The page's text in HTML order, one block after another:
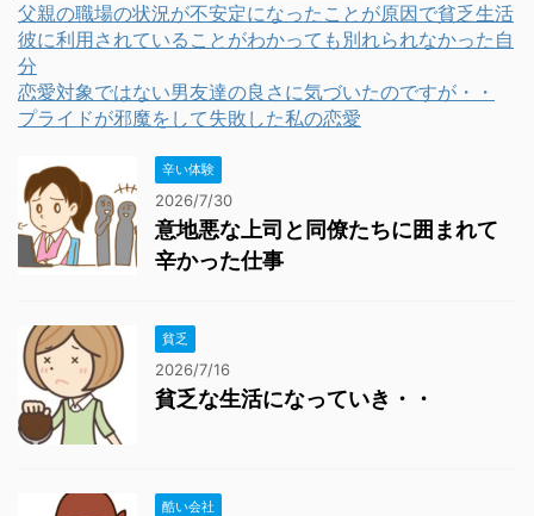
父親の職場の状況が不安定になったことが原因で貧乏生活
彼に利用されていることがわかっても別れられなかった自
分
恋愛対象ではない男友達の良さに気づいたのですが・・
プライドが邪魔をして失敗した私の恋愛
辛い体験
2026/7/30
意地悪な上司と同僚たちに囲まれて
辛かった仕事
貧乏
2026/7/16
貧乏な生活になっていき・・
酷い会社